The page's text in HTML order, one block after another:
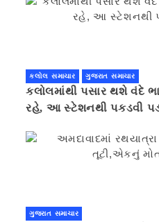
કલોલ સમાચાર ગુજરાત સમાચાર
કલોલમાંથી પસાર થશે વંદે
રહે, આ સ્ટેશનથી પકડવી
ગુજરાત સમાચાર